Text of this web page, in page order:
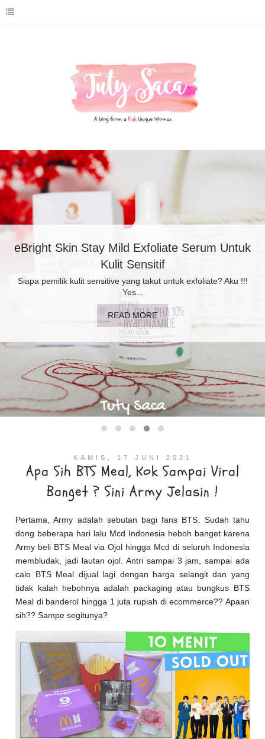
Review eBright Skin Bio Hydro Booster
Moisture
Booster Moisturizer? Perlukah di kulit sensitif berminyak? Aku
sudah...
READ MORE
KAMIS, 17 JUNI 2021
Apa Sih BTS Meal, Kok Sampai Viral
Banget ? Sini Army Jelasin !
Pertama, Army adalah sebutan bagi fans BTS. Sudah tahu
dong beberapa hari lalu Mcd Indonesia heboh banget karena
Army beli BTS Meal via Ojol hingga Mcd di seluruh Indonesia
membludak, jadi lautan ojol. Antri sampai 3 jam, sampai ada
calo BTS Meal dijual lagi dengan harga selangit dan yang
tidak kalah hebohnya adalah packaging atau bungkus BTS
Meal di banderol hingga 1 juta rupiah di ecommerce?? Apaan
sih?? Sampe segitunya?